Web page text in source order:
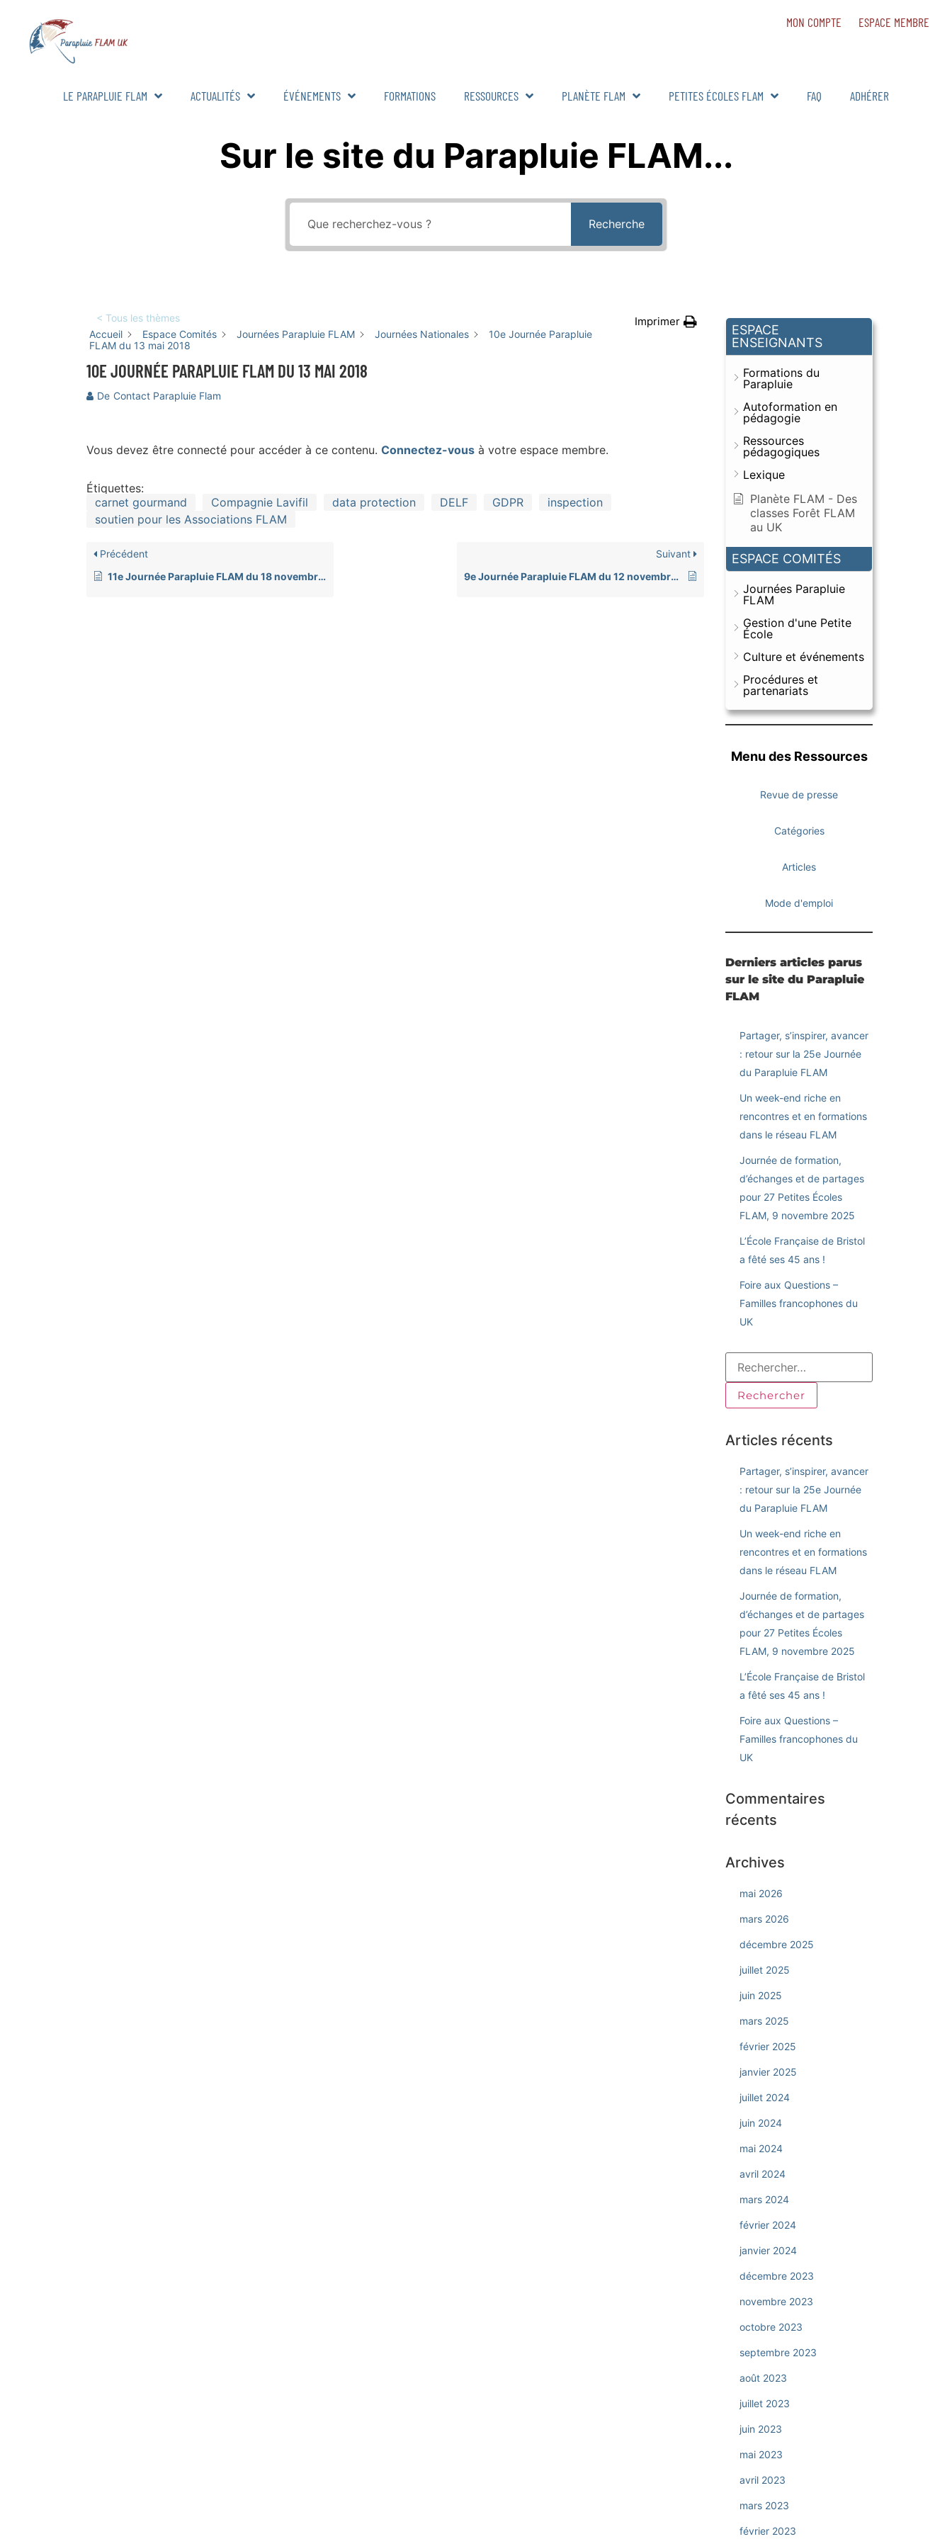
MON COMPTE ESPACE MEMBRE
LE PARAPLUIE FLAM ACTUALITÉS ÉVÉNEMENTS FORMATIONS RESSOURCES PLANÈTE FLAM PETITES ÉCOLES FLAM FAQ ADHÉRER
Sur le site du Parapluie FLAM...
Recherche
< Tous les thèmes
Accueil
Espace Comités Journées Parapluie FLAM Journées Nationales
10e Journée Parapluie
FLAM du 13 mai 2018
Imprimer
10E JOURNÉE PARAPLUIE FLAM DU 13 MAI 2018
De Contact Parapluie Flam
Vous devez être connecté pour accéder à ce contenu. Connectez-vous à votre espace membre.
Étiquettes:
carnet gourmand
Compagnie Lavifil data protection DELF GDPR
inspection
soutien pour les Associations FLAM
Précédent
11e Journée Parapluie FLAM du 18 novembre 2018
Suivant
9e Journée Parapluie FLAM du 12 novembre 2017
ESPACE
ENSEIGNANTS
Formations du
Parapluie
Autoformation en
pédagogie
Ressources
pédagogiques
Lexique
Planète FLAM - Des
classes Forêt FLAM
au UK
ESPACE COMITÉS
Journées Parapluie
FLAM
Gestion d'une Petite
École
Culture et événements
Procédures et
partenariats
Menu des Ressources
Revue de presse
Catégories
Articles
Mode d'emploi
Derniers articles parus
sur le site du Parapluie
FLAM
Partager, s’inspirer, avancer
: retour sur la 25e Journée
du Parapluie FLAM
Un week-end riche en
rencontres et en formations
dans le réseau FLAM
Journée de formation,
d’échanges et de partages
pour 27 Petites Écoles
FLAM, 9 novembre 2025
L’École Française de Bristol
a fêté ses 45 ans !
Foire aux Questions –
Familles francophones du
UK
Articles récents
Partager, s’inspirer, avancer
: retour sur la 25e Journée
du Parapluie FLAM
Un week-end riche en
rencontres et en formations
dans le réseau FLAM
Journée de formation,
d’échanges et de partages
pour 27 Petites Écoles
FLAM, 9 novembre 2025
L’École Française de Bristol
a fêté ses 45 ans !
Foire aux Questions –
Familles francophones du
UK
Commentaires
récents
Archives
mai 2026
mars 2026
décembre 2025
juillet 2025
juin 2025
mars 2025
février 2025
janvier 2025
juillet 2024
juin 2024
mai 2024
avril 2024
mars 2024
février 2024
janvier 2024
décembre 2023
novembre 2023
octobre 2023
septembre 2023
août 2023
juillet 2023
juin 2023
mai 2023
avril 2023
mars 2023
février 2023